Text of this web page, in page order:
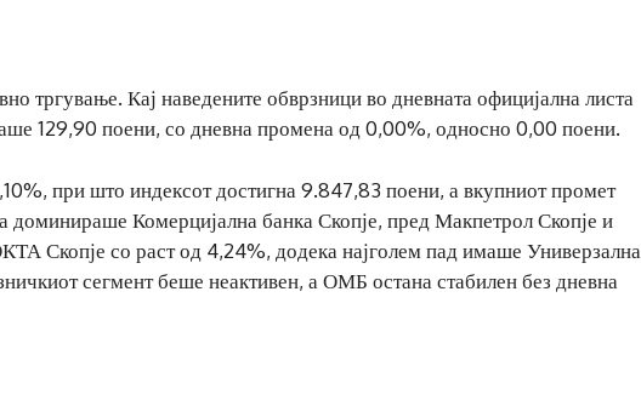
тргување. Кај наведените обврзници во дневната официјална листа
129,90 поени, со дневна промена од 0,00%, односно 0,00 поени.
при што индексот достигна 9.847,83 поени, а вкупниот промет
Комерцијална банка Скопје, пред Макпетрол Скопје и
Скопје со раст од 4,24%, додека најголем пад имаше Универзална
сегмент беше неактивен, а ОМБ остана стабилен без дневна